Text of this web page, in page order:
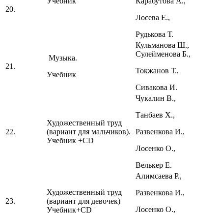
20.
Лосева Е.,
Рудькова Т.
21.
Музыка.
Учебник
Кульманова Ш.,
Сулейменова Б.,
Токжанов Т.,
Сивакова И.
22.
Художественный труд
(вариант для мальчиков).
Учебник +CD
Чукалин В.,
Танбаев Х.,
Развенкова И.,
Лосенко О.,
Велькер Е.
23.
Художественный труд
(вариант для девочек)
Учебник+CD
Алимсаева Р.,
Развенкова И.,
Лосенко О.,